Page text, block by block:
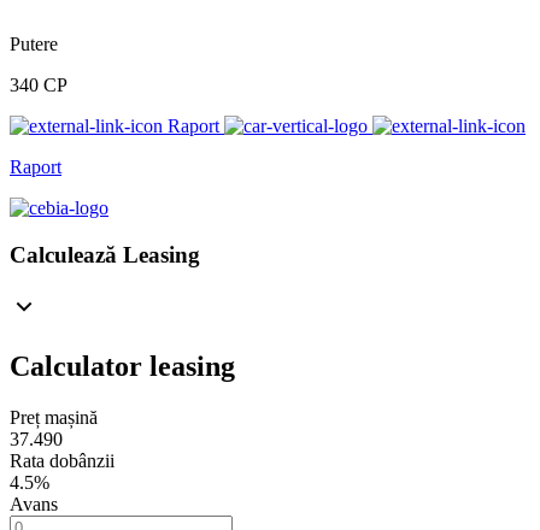
Putere
340 CP
Raport
Raport
Calculează Leasing
Calculator leasing
Preț mașină
37.490
Rata dobânzii
4.5%
Avans